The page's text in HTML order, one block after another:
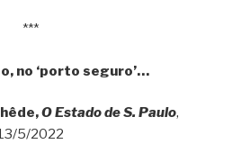
***
no ‘porto seguro’…
O Estado de S. Paulo,
5/2022